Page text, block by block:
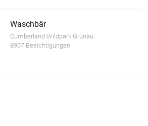
Waschbär
Cumberland Wildpark Grünau
8907 Besichtigungen